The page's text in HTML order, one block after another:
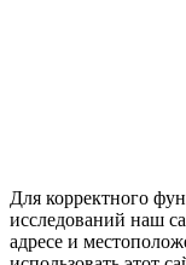
Для корректного
исследований наш
адресе и